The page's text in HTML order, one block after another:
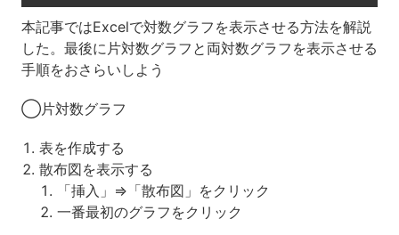
本記事ではExcelで対数グラフを表示させる方法を解説
した。最後に片対数グラフと両対数グラフを表示させる
手順をおさらいしよう
◯片対数グラフ
表を作成する
散布図を表示する
「挿入」⇒「散布図」をクリック
一番最初のグラフをクリック